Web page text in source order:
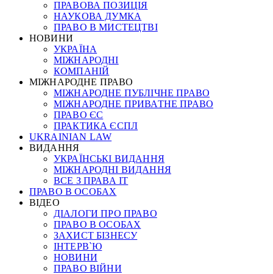
ПРАВОВА ПОЗИЦІЯ
НАУКОВА ДУМКА
ПРАВО В МИСТЕЦТВІ
НОВИНИ
УКРАЇНА
МІЖНАРОДНІ
КОМПАНІЙ
МІЖНАРОДНЕ ПРАВО
МІЖНАРОДНЕ ПУБЛІЧНЕ ПРАВО
МІЖНАРОДНЕ ПРИВАТНЕ ПРАВО
ПРАВО ЄС
ПРАКТИКА ЄСПЛ
UKRAINIAN LAW
ВИДАННЯ
УКРАЇНСЬКІ ВИДАННЯ
МІЖНАРОДНІ ВИДАННЯ
ВСЕ З ПРАВА ІТ
ПРАВО В ОСОБАХ
ВІДЕО
ДІАЛОГИ ПРО ПРАВО
ПРАВО В ОСОБАХ
ЗАХИСТ БІЗНЕСУ
ІНТЕРВ`Ю
НОВИНИ
ПРАВО ВІЙНИ